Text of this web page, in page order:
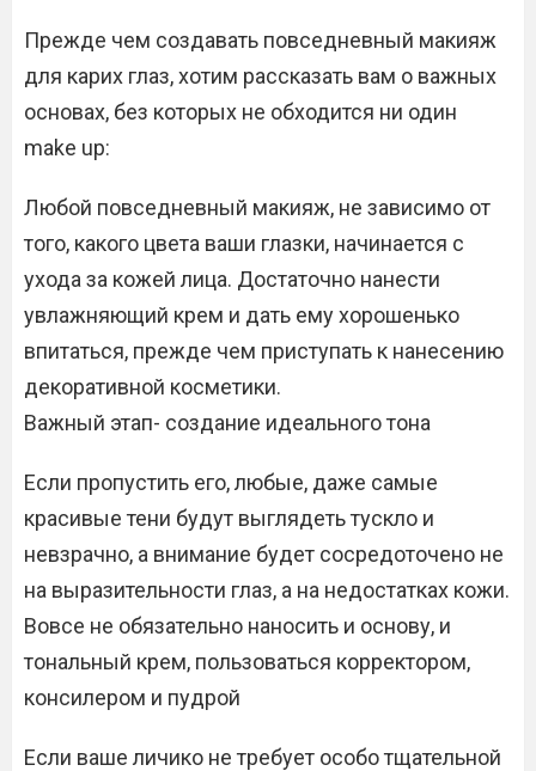
Прежде чем создавать повседневный макияж
для карих глаз, хотим рассказать вам о важных
основах, без которых не обходится ни один
make up:
Любой повседневный макияж, не зависимо от
того, какого цвета ваши глазки, начинается с
ухода за кожей лица. Достаточно нанести
увлажняющий крем и дать ему хорошенько
впитаться, прежде чем приступать к нанесению
декоративной косметики.
Важный этап- создание идеального тона
Если пропустить его, любые, даже самые
красивые тени будут выглядеть тускло и
невзрачно, а внимание будет сосредоточено не
на выразительности глаз, а на недостатках кожи.
Вовсе не обязательно наносить и основу, и
тональный крем, пользоваться корректором,
консилером и пудрой
Если ваше личико не требует особо тщательной